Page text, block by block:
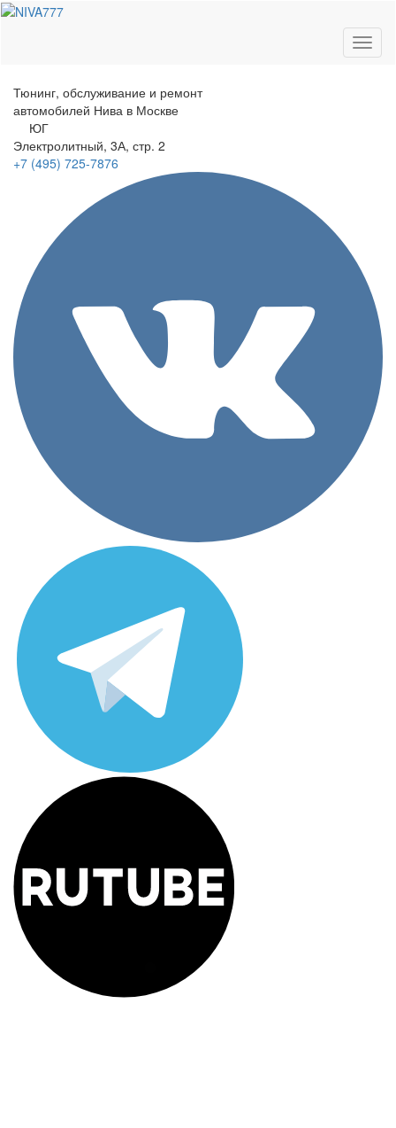
Тюнинг, обслуживание и ремонт
автомобилей Нива в Москве
ЮГ
Электролитный, 3А, стр. 2
+7 (495) 725-7876